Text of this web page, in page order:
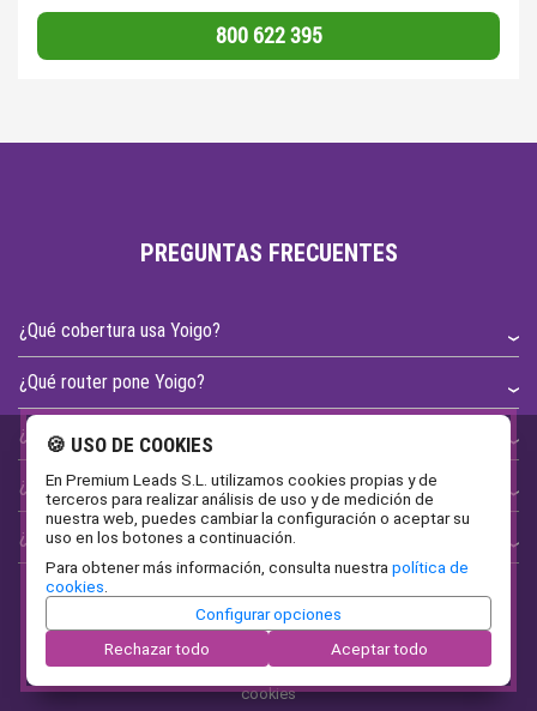
800 622 395
PREGUNTAS FRECUENTES
¿Qué cobertura usa Yoigo?
¿Qué router pone Yoigo?
¿Cómo aumentar la señal wifi?
¿Qué fibra usa Yoigo?
¿Cómo saber si mi teléfono es libre?
2026Yoigo Fibra|Aviso legal|Politica de privacidad|Politica de
cookies
🍪 USO DE COOKIES
En Premium Leads S.L. utilizamos cookies propias y de
terceros para realizar análisis de uso y de medición de
nuestra web, puedes cambiar la configuración o aceptar su
uso en los botones a continuación.
Para obtener más información, consulta nuestrapolítica de
cookies
Configurar opciones
Rechazar todo
Aceptar todo